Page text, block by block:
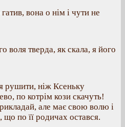
вона о нім і чути не
воля тверда, як скала, я його
рушити, ніж Ксеньку
по котрім кози скачуть!
але має свою волю і
що по її родичах остався.